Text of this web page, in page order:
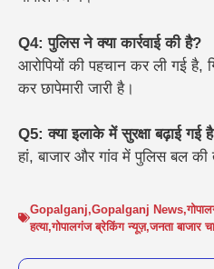
Q4: पुलिस ने क्या कार्रवाई की है?
आरोपियों की पहचान कर ली गई है,
कर छापेमारी जारी है।
Q5: क्या इलाके में सुरक्षा बढ़ाई गई
हां, बाजार और गांव में पुलिस बल की
Gopalganj,Gopalganj News,
हत्या,गोपालगंज ब्रेकिंग न्यूज़,जनता बाजार